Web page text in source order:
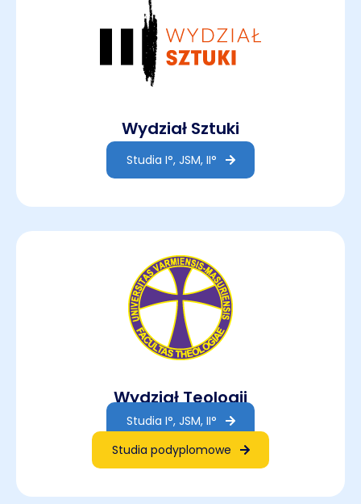
Wydział Sztuki
Studia I°, JSM, II°
Wydział Teologii
Studia I°, JSM, II°
Studia podyplomowe